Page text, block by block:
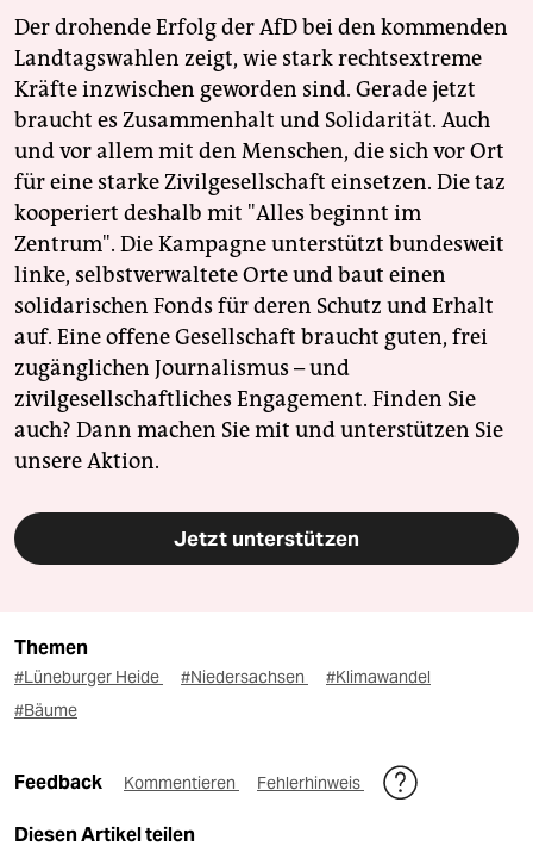
Der drohende Erfolg der AfD bei den kommenden
Landtagswahlen zeigt, wie stark rechtsextreme
Kräfte inzwischen geworden sind. Gerade jetzt
braucht es Zusammenhalt und Solidarität. Auch
und vor allem mit den Menschen, die sich vor Ort
für eine starke Zivilgesellschaft einsetzen. Die taz
kooperiert deshalb mit "Alles beginnt im
Zentrum". Die Kampagne unterstützt bundesweit
linke, selbstverwaltete Orte und baut einen
solidarischen Fonds für deren Schutz und Erhalt
auf. Eine offene Gesellschaft braucht guten, frei
zugänglichen Journalismus – und
zivilgesellschaftliches Engagement. Finden Sie
auch? Dann machen Sie mit und unterstützen Sie
unsere Aktion.
Jetzt unterstützen
Themen
#Lüneburger Heide #Niedersachsen
#Klimawandel
#Bäume
Feedback Kommentieren Fehlerhinweis
Diesen Artikel teilen